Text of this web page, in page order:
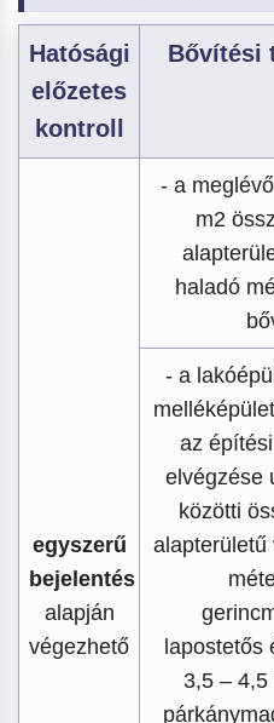
Hatósági
előzetes
kontroll
Bővítési
egyszerű
bejelentés
alapján
végezhető
- a
m2
haladó
- a
az
elvégzése
közötti
alapterületű
lapostetős
3,5 – 4,5